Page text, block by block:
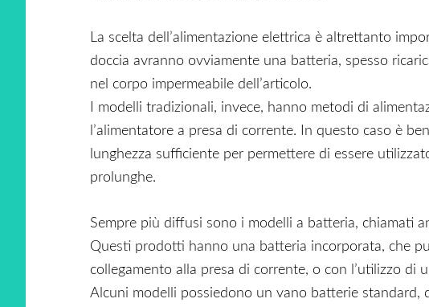
La scelta dell’alimentazione elettrica è altrettanto
doccia avranno ovviamente una batteria, spesso
nel corpo impermeabile dell’articolo.
I modelli tradizionali, invece, hanno metodi di
l’alimentatore a presa di corrente. In questo caso è
lunghezza sufficiente per permettere di essere
prolunghe.
Sempre più diffusi sono i modelli a batteria, chiamati
Questi prodotti hanno una batteria incorporata, che
collegamento alla presa di corrente, o con l’utilizzo di
Alcuni modelli possiedono un vano batterie standard,